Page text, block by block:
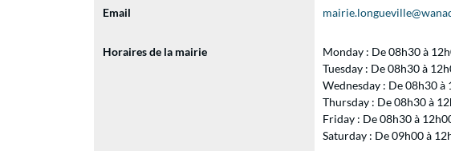
Email
Horaires de la mairie
Monday : De 08h30 à
Tuesday : De 08h30 à
Wednesday : De 08h30 à
Thursday : De 08h30 à
Friday : De 08h30 à
Saturday : De 09h00 à